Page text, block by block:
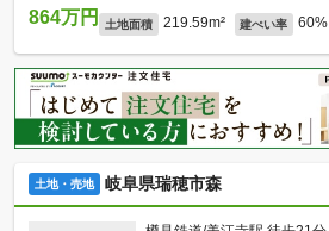
864万円 土地面積 219.59m² 建ぺい率 60%
土地・売地 岐阜県瑞穂市森